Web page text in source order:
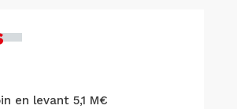
en levant 5,1 M€